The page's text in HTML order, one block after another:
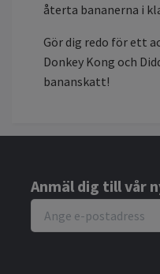
återta bananerna i
Gör dig redo för ett
Donkey Kong och
bananskatt!
Anmäl dig till vår